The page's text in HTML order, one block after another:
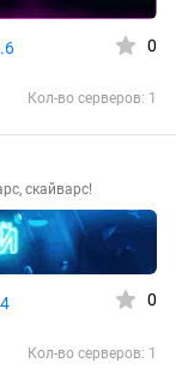
0
Кол-во серверов: 1
скайварс!
0
Кол-во серверов: 1